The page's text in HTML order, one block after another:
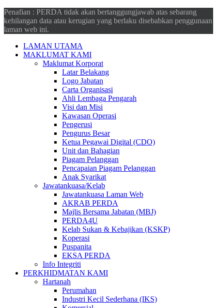
Penafian : PERDA tidak akan bertanggungjawab atas sebarang
kehilangan data atau kerugian yang berlaku disebabkan penggunaan
laman web ini.
LAMAN UTAMA
MAKLUMAT KAMI
Maklumat Korporat
Latar Belakang
Logo Jabatan
Carta Organisasi
Ahli Lembaga Pengarah
Visi dan Misi
Kawasan Operasi
Pengerusi
Pengurus Besar
Ketua Pegawai Digital (CDO)
Unit dan Bahagian
Piagam Pelanggan
Pencapaian Piagam Pelanggan
Anak Syarikat
Jawatankuasa/Kelab
Jawatankuasa Laman Web
AKRAB PERDA
Majlis Bersama Jabatan (MBJ)
PERDA4U
Kelab Sukan & Kebajikan (KSKP)
Koperasi
Puspanita
EKSA PERDA
Info Integriti
PERKHIDMATAN KAMI
Hartanah
Perumahan
Industri Kecil Sederhana (IKS)